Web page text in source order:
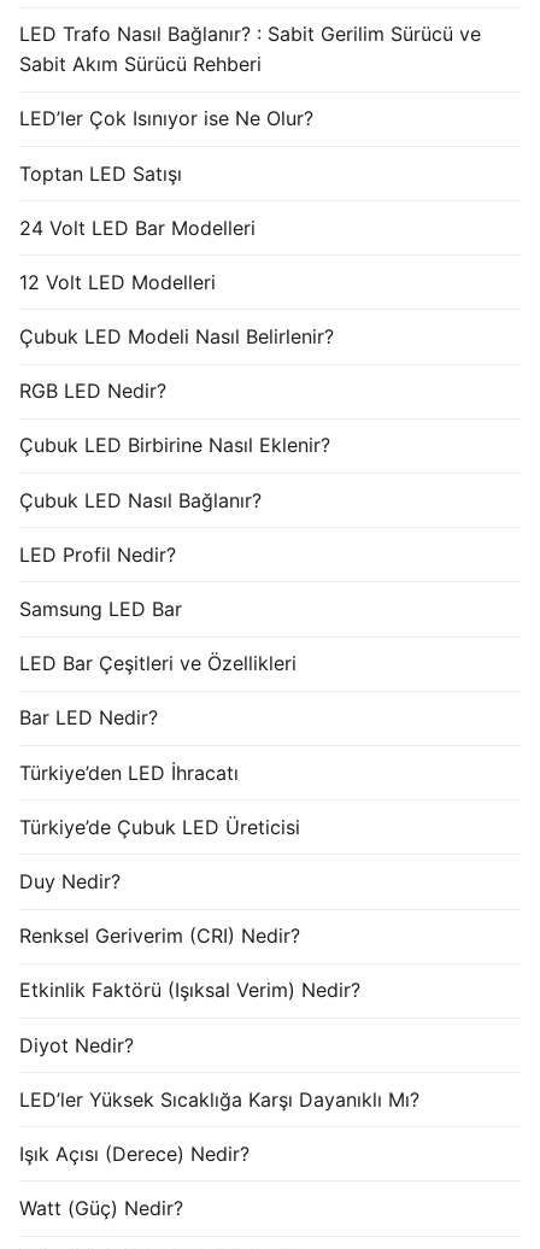
LED Trafo Nasıl Bağlanır? : Sabit Gerilim Sürücü ve
Sabit Akım Sürücü Rehberi
LED’ler Çok Isınıyor ise Ne Olur?
Toptan LED Satışı
24 Volt LED Bar Modelleri
12 Volt LED Modelleri
Çubuk LED Modeli Nasıl Belirlenir?
RGB LED Nedir?
Çubuk LED Birbirine Nasıl Eklenir?
Çubuk LED Nasıl Bağlanır?
LED Profil Nedir?
Samsung LED Bar
LED Bar Çeşitleri ve Özellikleri
Bar LED Nedir?
Türkiye’den LED İhracatı
Türkiye’de Çubuk LED Üreticisi
Duy Nedir?
Renksel Geriverim (CRI) Nedir?
Etkinlik Faktörü (Işıksal Verim) Nedir?
Diyot Nedir?
LED’ler Yüksek Sıcaklığa Karşı Dayanıklı Mı?
Işık Açısı (Derece) Nedir?
Watt (Güç) Nedir?